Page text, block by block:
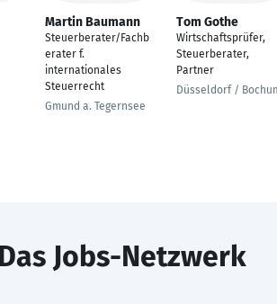
Martin Baumann
Steuerberater/Fachb
erater f.
internationales
Steuerrecht
Gmund a. Tegernsee
Tom Gothe
Wirtschaftsprüfer,
Steuerberater,
Partner
Düsseldorf /
Jobs-Netzwerk